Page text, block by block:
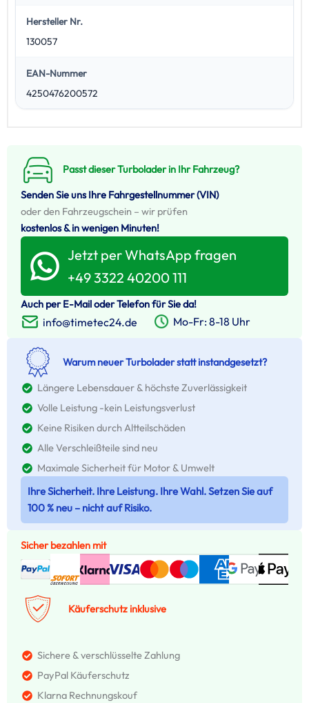
Hersteller Nr.
130057
EAN-Nummer
4250476200572
Passt dieser Turbolader in Ihr Fahrzeug?
Senden Sie uns Ihre Fahrgestellnummer (VIN)
oder den Fahrzeugschein – wir prüfen
kostenlos & in wenigen Minuten!
Jetzt per WhatsApp fragen
+49 3322 40200 111
Auch per E-Mail oder Telefon für Sie da!
info@timetec24.de Mo-Fr: 8-18 Uhr
Warum neuer Turbolader statt instandgesetzt?
Längere Lebensdauer & höchste Zuverlässigkeit
Volle Leistung -kein Leistungsverlust
Keine Risiken durch Altteilschäden
Alle Verschleißteile sind neu
Maximale Sicherheit für Motor & Umwelt
Ihre Sicherheit. Ihre Leistung. Ihre Wahl. Setzen Sie auf
100 % neu – nicht auf Risiko.
Sicher bezahlen mit
Käuferschutz inklusive
Sichere & verschlüsselte Zahlung
PayPal Käuferschutz
Klarna Rechnungskouf